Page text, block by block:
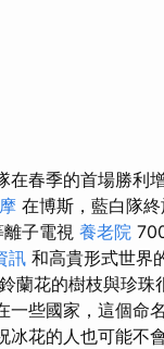
在春季的首場勝利
在博斯，藍白隊
子電視 養老院
訊 和高貴形式世界
蘭花的樹枝與珍珠
些國家，這個命
冰花的人也可能不